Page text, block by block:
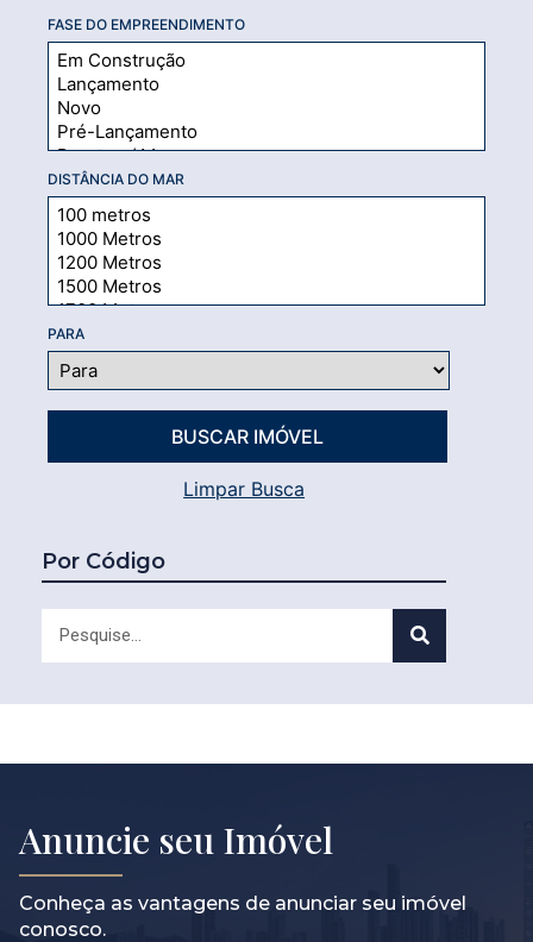
FASE DO EMPREENDIMENTO
DISTÂNCIA DO MAR
PARA
Limpar Busca
Por Código
Anuncie seu Imóvel
Conheça as vantagens de anunciar seu imóvel
conosco.